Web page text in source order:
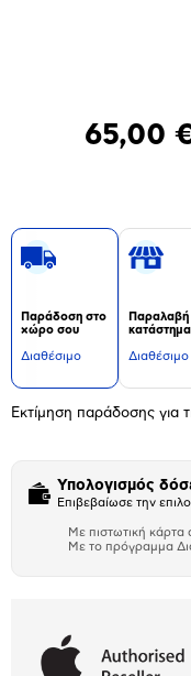
65,00
Παράδοση στο
χώρο σου
Διαθέσιμο
Παραλαβή
κατάστημα
Διαθέσιμο
Εκτίμηση παράδοσης για
Υπολογισμός
Επιβεβαίωσε την
Αριθμός δόσεων
Με πιστωτική κάρτα
Με το πρόγραμμα